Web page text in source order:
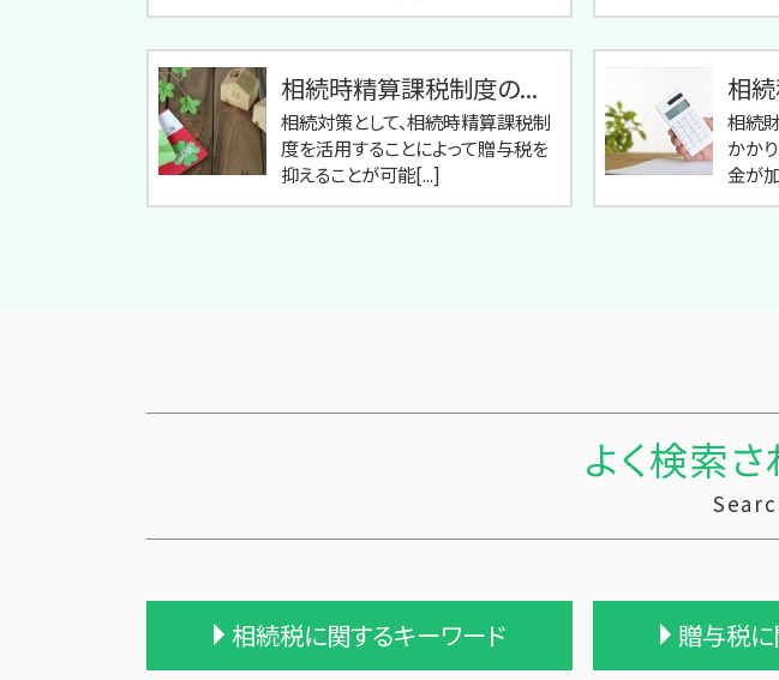
相続時精算課税制度の...
相続対策として、相続時精算課税制
度を活用することによって贈与税を
抑えることが可能[...]
相
相続
かか
金が
よく検索
相続税に関するキーワード 贈与税に